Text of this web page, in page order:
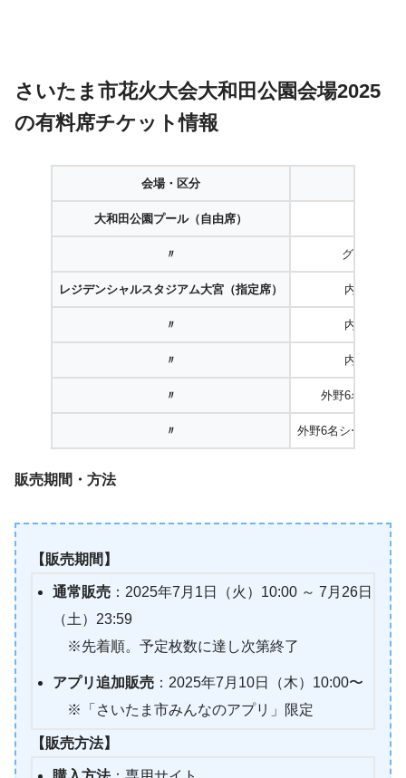
さいたま市花火大会大和田公園会場2025
の有料席チケット情報
会場・区分
大和田公園プール（自由席）
〃 グループシ
レジデンシャルスタジアム大宮（指定席） 内野2名シ
〃 内野4名シ
〃 内野5名シ
〃 外野6名シート
〃 外野6名シート（視
販売期間・方法
【販売期間】
通常販売 ：2025年7月1日（火）10:00 ～ 7月26日
（土）23:59
※先着順。予定枚数に達し次第終了
アプリ追加販売 ：2025年7月10日（木）10:00〜
※「さいたま市みんなのアプリ」限定
【販売方法】